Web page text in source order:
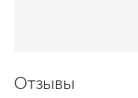
Отзывы